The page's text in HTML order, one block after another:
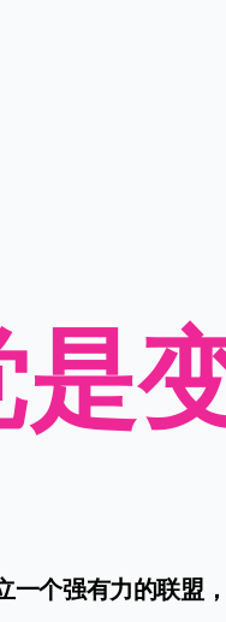
个强有力的联盟